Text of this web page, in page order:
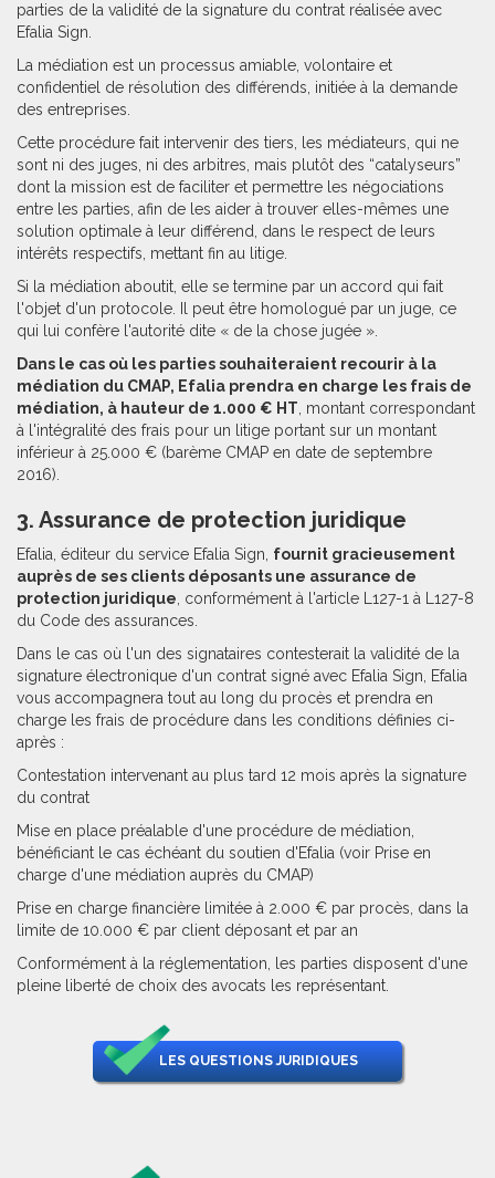
parties de la validité de la signature du contrat réalisée avec
Efalia Sign.
La médiation est un processus amiable, volontaire et
confidentiel de résolution des différends, initiée à la demande
des entreprises.
Cette procédure fait intervenir des tiers, les médiateurs, qui ne
sont ni des juges, ni des arbitres, mais plutôt des “catalyseurs”
dont la mission est de faciliter et permettre les négociations
entre les parties, afin de les aider à trouver elles-mêmes une
solution optimale à leur différend, dans le respect de leurs
intérêts respectifs, mettant fin au litige.
Si la médiation aboutit, elle se termine par un accord qui fait
l'objet d'un protocole. Il peut être homologué par un juge, ce
qui lui confère l'autorité dite « de la chose jugée ».
Dans le cas où les parties souhaiteraient recourir à la
médiation du CMAP, Efalia prendra en charge les frais de
médiation, à hauteur de 1.000 € HT , montant correspondant
à l'intégralité des frais pour un litige portant sur un montant
inférieur à 25.000 € (barème CMAP en date de septembre
2016).
3. Assurance de protection juridique
Efalia, éditeur du service Efalia Sign, fournit gracieusement
auprès de ses clients déposants une assurance de
protection juridique , conformément à l'article L127-1 à L127-8
du Code des assurances.
Dans le cas où l'un des signataires contesterait la validité de la
signature électronique d'un contrat signé avec Efalia Sign, Efalia
vous accompagnera tout au long du procès et prendra en
charge les frais de procédure dans les conditions définies ci-
après :
Contestation intervenant au plus tard 12 mois après la signature
du contrat
Mise en place préalable d'une procédure de médiation,
bénéficiant le cas échéant du soutien d'Efalia (voir Prise en
charge d'une médiation auprès du CMAP)
Prise en charge financière limitée à 2.000 € par procès, dans la
limite de 10.000 € par client déposant et par an
Conformément à la réglementation, les parties disposent d'une
pleine liberté de choix des avocats les représentant.
LES QUESTIONS JURIDIQUES